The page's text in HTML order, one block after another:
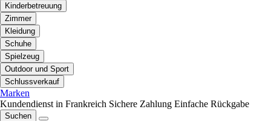
Kinderbetreuung
Zimmer
Kleidung
Schuhe
Spielzeug
Outdoor und Sport
Schlussverkauf
Marken
Kundendienst in Frankreich Sichere Zahlung Einfache Rückgabe
Suchen